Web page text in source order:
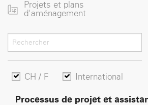
Projets et plans
d'aménagement
CH / F International
Processus de projet et